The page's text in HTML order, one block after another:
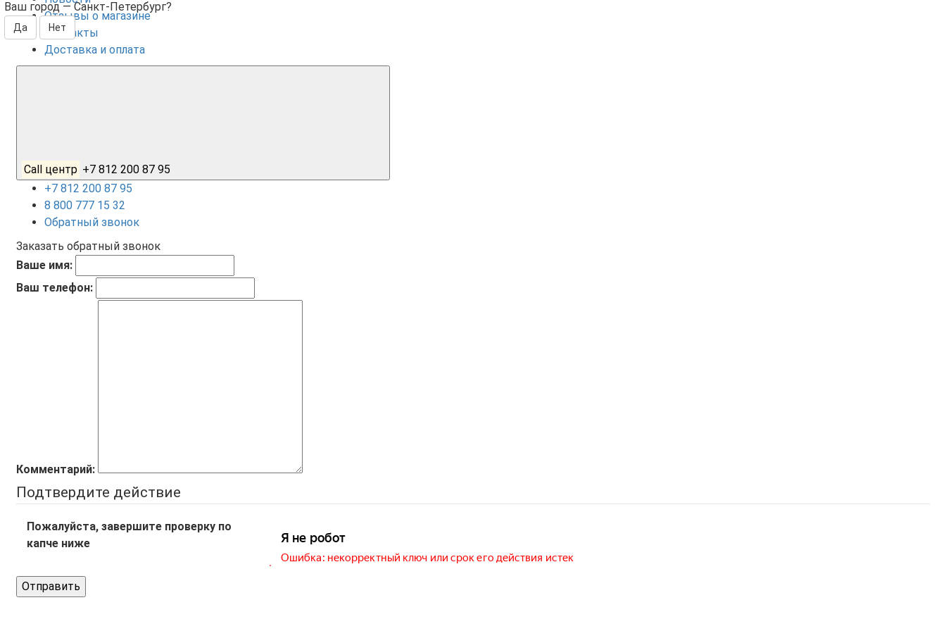
Ваш город —Санкт-Петербург?
Отзывы о магазине
Контакты
Доставка и оплата
Call центр +7 812 200 87 95
+7 812 200 87 95
8 800 777 15 32
Обратный звонок
Заказать обратный звонок
Ваше имя:
Ваш телефон:
Комментарий:
Подтвердите действие
Пожалуйста, завершите проверку по
капче ниже
Отправить